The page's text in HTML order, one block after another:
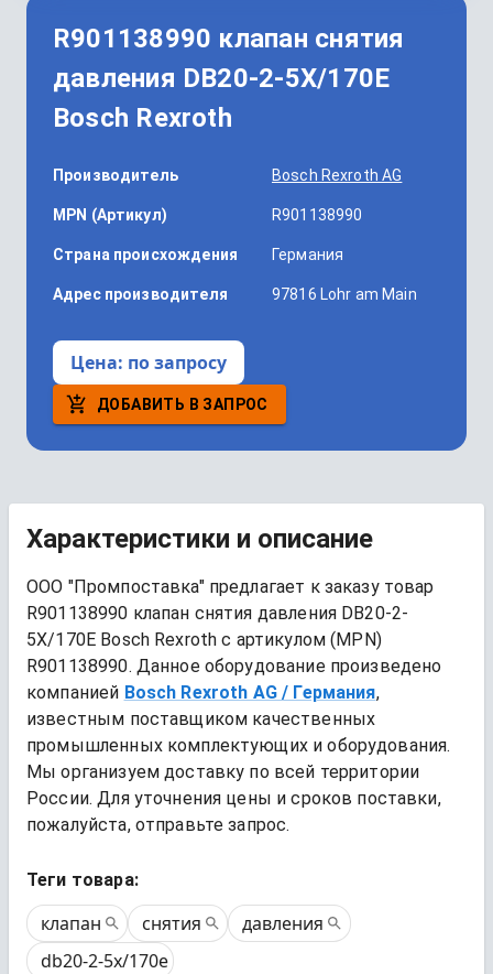
R901138990 клапан снятия
давления DB20-2-5X/170E
Bosch Rexroth
Производитель Bosch Rexroth AG
MPN (Артикул) R901138990
Страна происхождения Германия
Адрес производителя 97816 Lohr am Main
Цена: по запросу
ДОБАВИТЬ В ЗАПРОС
Характеристики и описание
ООО "Промпоставка" предлагает к заказу товар
R901138990 клапан снятия давления DB20-2-
5X/170E Bosch Rexroth
с артикулом (MPN)
R901138990. Данное оборудование произведено
компанией Bosch Rexroth AG / Германия,
известным поставщиком качественных
промышленных комплектующих и оборудования.
Мы организуем доставку по всей территории
России. Для уточнения цены и сроков поставки,
пожалуйста, отправьте запрос.
Теги товара:
клапан снятия
давления
db20-2-5x/170e